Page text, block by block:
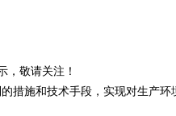
，敬请关注！
施和技术手段，实现对生产